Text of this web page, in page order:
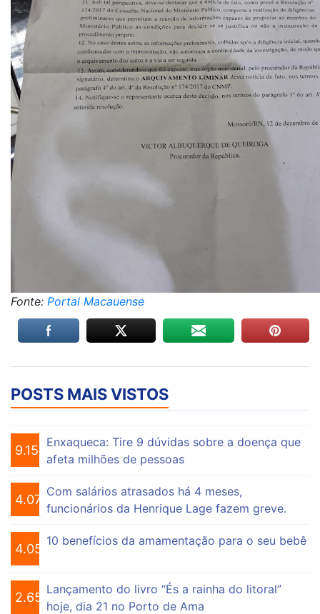
Fonte: Portal Macauense
POSTS MAIS VISTOS
9.156
Enxaqueca: Tire 9 dúvidas sobre a doença que
afeta milhões de pessoas
4.076
Com salários atrasados há 4 meses,
funcionários da Henrique Lage fazem greve.
4.056
10 benefícios da amamentação para o seu bebê
2.655
Lançamento do livro “És a rainha do litoral”
hoje, dia 21 no Porto de Ama